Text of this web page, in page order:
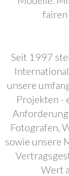
Seit 1997
unsere
Projekten -
Fotografen,
sowie unsere
Wert